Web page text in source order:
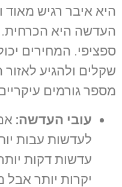
היא איבר רגיש
העדשה היא הכרחית.
מספר גורמים
עובי העדשה:
לעדשות עבות
עדשות דקות
יקרות יותר אבל